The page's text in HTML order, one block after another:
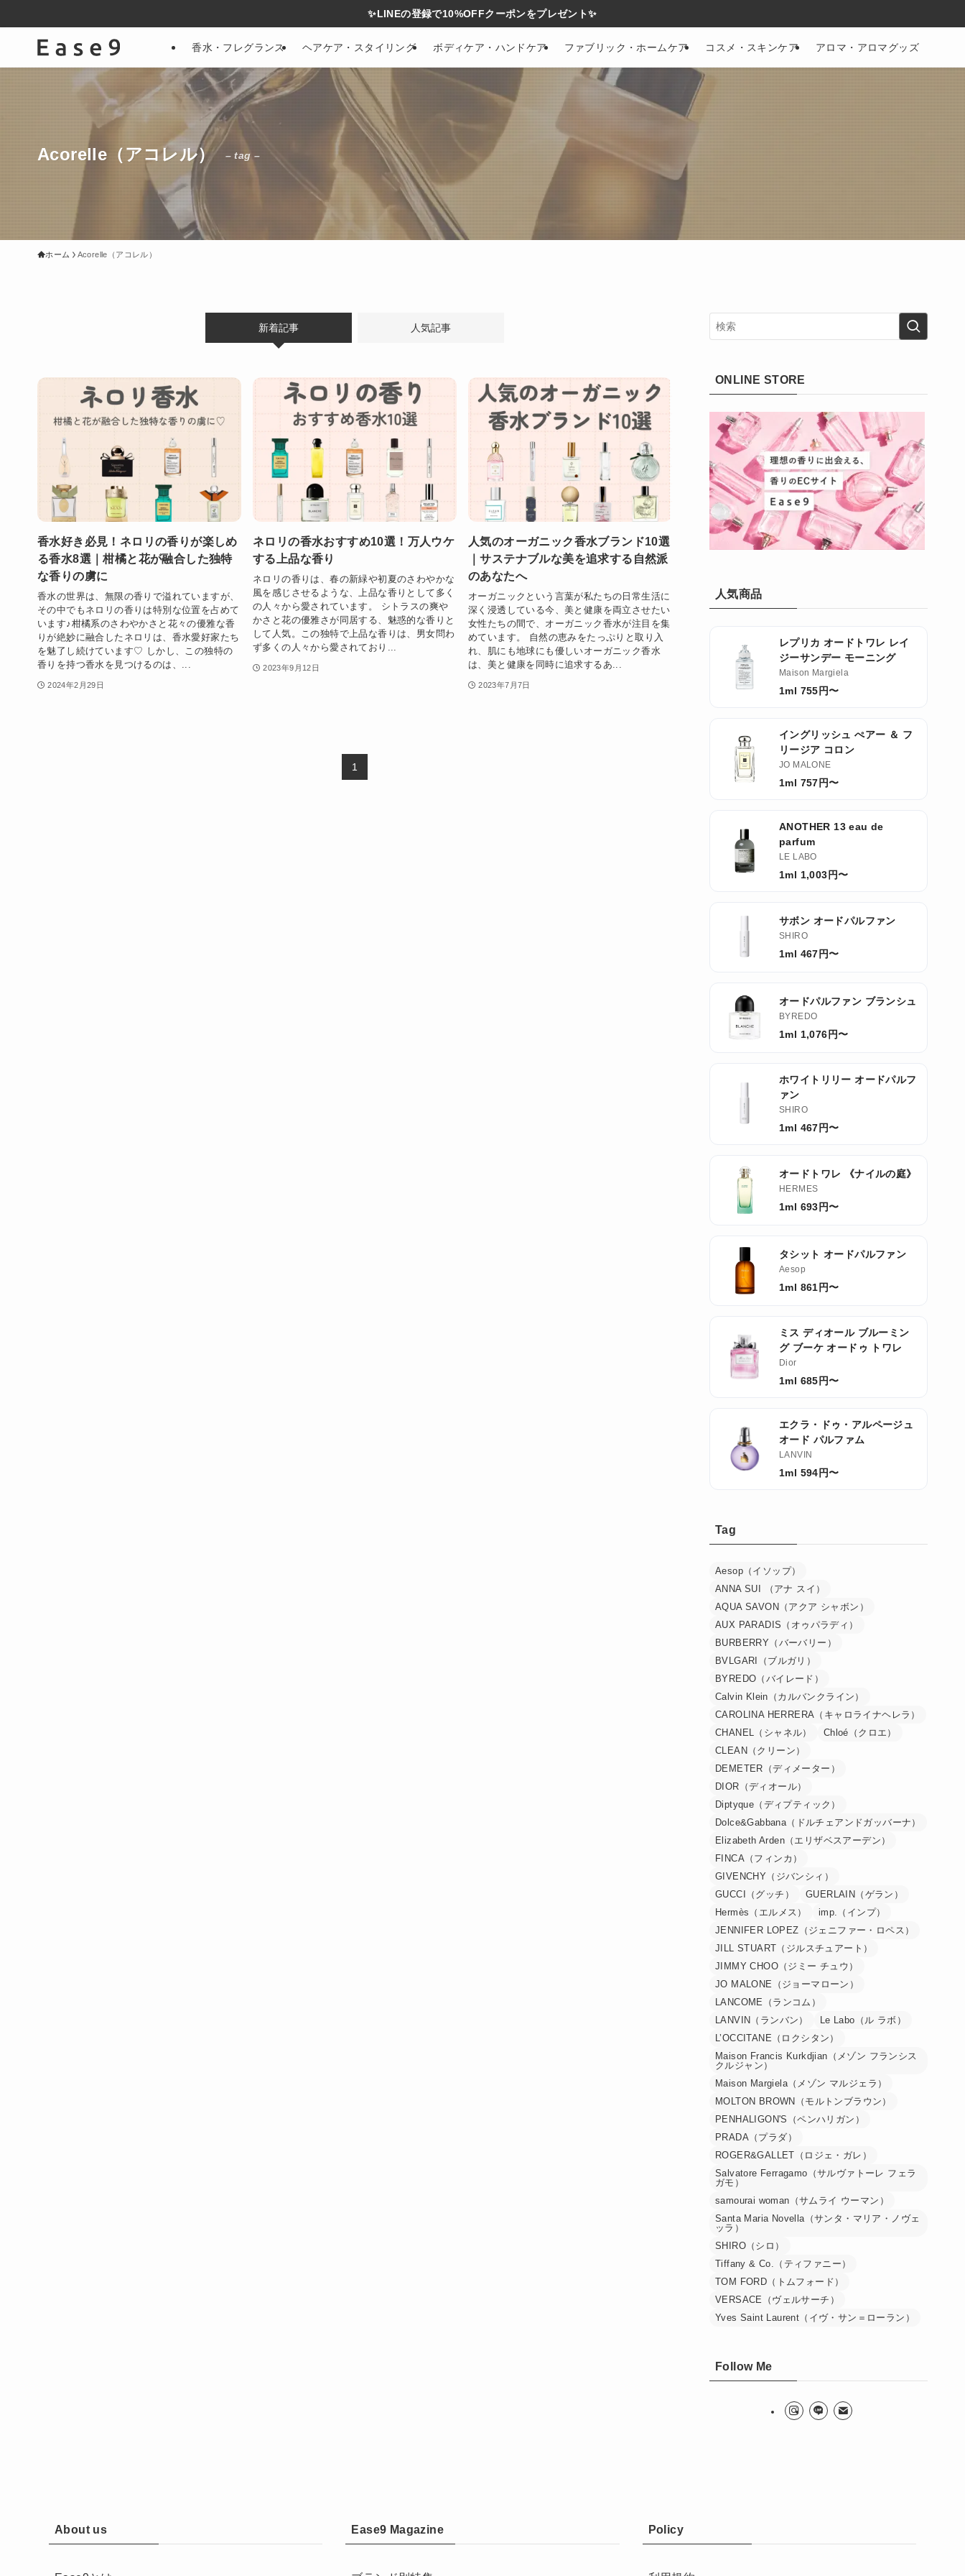
✨LINEの登録で10%OFFクーポンをプレゼント✨
香水・フレグランス ヘアケア・スタイリング ボディケア・ハンドケア ファブリック・ホームケア コスメ・スキンケア アロマ・アロマグッズ
Acorelle（アコレル） – tag –
ホーム Acorelle（アコレル）
新着記事 人気記事
香水好き必見！ネロリの香りが楽しめ
る香水8選｜柑橘と花が融合した独特
な香りの虜に
香水の世界は、無限の香りで溢れていますが、
その中でもネロリの香りは特別な位置を占めて
います♪柑橘系のさわやかさと花々の優雅な香
りが絶妙に融合したネロリは、香水愛好家たち
を魅了し続けています♡ しかし、この独特の
香りを持つ香水を見つけるのは、...
2024年2月29日
ネロリの香水おすすめ10選！万人ウケ
する上品な香り
ネロリの香りは、春の新緑や初夏のさわやかな
風を感じさせるような、上品な香りとして多く
の人々から愛されています。 シトラスの爽や
かさと花の優雅さが同居する、魅惑的な香りと
して人気。この独特で上品な香りは、男女問わ
ず多くの人々から愛されており...
2023年9月12日
人気のオーガニック香水ブランド10選
｜サステナブルな美を追求する自然派
のあなたへ
オーガニックという言葉が私たちの日常生活に
深く浸透している今、美と健康を両立させたい
女性たちの間で、オーガニック香水が注目を集
めています。 自然の恵みをたっぷりと取り入
れ、肌にも地球にも優しいオーガニック香水
は、美と健康を同時に追求するあ...
2023年7月7日
1
ONLINE STORE
人気商品
レプリカ オードトワレ レイ
ジーサンデー モーニング
Maison Margiela
1ml 755円〜
イングリッシュ ぺアー ＆ フ
リージア コロン
JO MALONE
1ml 757円〜
ANOTHER 13 eau de
parfum
LE LABO
1ml 1,003円〜
サボン オードパルファン
SHIRO
1ml 467円〜
オードパルファン ブランシュ
BYREDO
1ml 1,076円〜
ホワイトリリー オードパルフ
ァン
SHIRO
1ml 467円〜
オードトワレ 《ナイルの庭》
HERMES
1ml 693円〜
タシット オードパルファン
Aesop
1ml 861円〜
ミス ディオール ブルーミン
グ ブーケ オードゥ トワレ
Dior
1ml 685円〜
エクラ・ドゥ・アルページュ
オード パルファム
LANVIN
1ml 594円〜
Tag
Aesop（イソップ）
ANNA SUI （アナ スイ）
AQUA SAVON（アクア シャボン）
AUX PARADIS（オゥパラディ）
BURBERRY（バーバリー）
BVLGARI（ブルガリ）
BYREDO（バイレード）
Calvin Klein（カルバンクライン）
CAROLINA HERRERA（キャロライナヘレラ）
CHANEL（シャネル）
Chloé（クロエ）
CLEAN（クリーン）
DEMETER（ディメーター）
DIOR（ディオール）
Diptyque（ディプティック）
Dolce&Gabbana（ドルチェアンドガッバーナ）
Elizabeth Arden（エリザベスアーデン）
FINCA（フィンカ）
GIVENCHY（ジバンシィ）
GUCCI（グッチ）
GUERLAIN（ゲラン）
Hermès（エルメス）
imp.（インプ）
JENNIFER LOPEZ（ジェニファー・ロペス）
JILL STUART（ジルスチュアート）
JIMMY CHOO（ジミー チュウ）
JO MALONE（ジョーマローン）
LANCOME（ランコム）
LANVIN（ランバン）
Le Labo（ル ラボ）
L’OCCITANE（ロクシタン）
Maison Francis Kurkdjian（メゾン フランシス
クルジャン）
Maison Margiela（メゾン マルジェラ）
MOLTON BROWN（モルトンブラウン）
PENHALIGON'S（ペンハリガン）
PRADA（プラダ）
ROGER&GALLET（ロジェ・ガレ）
Salvatore Ferragamo（サルヴァトーレ フェラ
ガモ）
samourai woman（サムライ ウーマン）
Santa Maria Novella（サンタ・マリア・ノヴェ
ッラ）
SHIRO（シロ）
Tiffany & Co.（ティファニー）
TOM FORD（トムフォード）
VERSACE（ヴェルサーチ）
Yves Saint Laurent（イヴ・サン＝ローラン）
Follow Me
About us Ease9 Magazine Policy